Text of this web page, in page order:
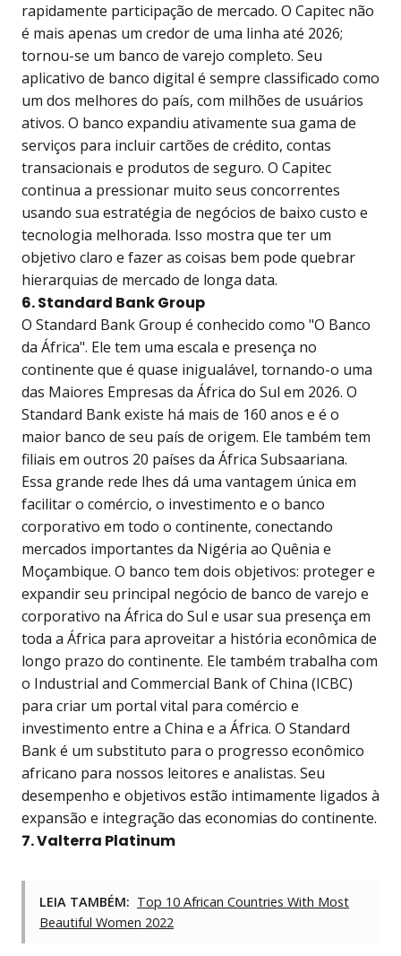
rapidamente participação de mercado. O Capitec não
é mais apenas um credor de uma linha até 2026;
tornou-se um banco de varejo completo. Seu
aplicativo de banco digital é sempre classificado como
um dos melhores do país, com milhões de usuários
ativos. O banco expandiu ativamente sua gama de
serviços para incluir cartões de crédito, contas
transacionais e produtos de seguro. O Capitec
continua a pressionar muito seus concorrentes
usando sua estratégia de negócios de baixo custo e
tecnologia melhorada. Isso mostra que ter um
objetivo claro e fazer as coisas bem pode quebrar
hierarquias de mercado de longa data.
6. Standard Bank Group
O Standard Bank Group é conhecido como "O Banco
da África". Ele tem uma escala e presença no
continente que é quase inigualável, tornando-o uma
das Maiores Empresas da África do Sul em 2026. O
Standard Bank existe há mais de 160 anos e é o
maior banco de seu país de origem. Ele também tem
filiais em outros 20 países da África Subsaariana.
Essa grande rede lhes dá uma vantagem única em
facilitar o comércio, o investimento e o banco
corporativo em todo o continente, conectando
mercados importantes da Nigéria ao Quênia e
Moçambique. O banco tem dois objetivos: proteger e
expandir seu principal negócio de banco de varejo e
corporativo na África do Sul e usar sua presença em
toda a África para aproveitar a história econômica de
longo prazo do continente. Ele também trabalha com
o Industrial and Commercial Bank of China (ICBC)
para criar um portal vital para comércio e
investimento entre a China e a África. O Standard
Bank é um substituto para o progresso econômico
africano para nossos leitores e analistas. Seu
desempenho e objetivos estão intimamente ligados à
expansão e integração das economias do continente.
7. Valterra Platinum
LEIA TAMBÉM: Top 10 African Countries With Most
Beautiful Women 2022